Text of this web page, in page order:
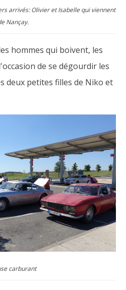
arrivés: Olivier et Isabelle qui viennent
Nançay.
hommes qui boivent, les
de se dégourdir les
deux petites filles de Niko et
carburant